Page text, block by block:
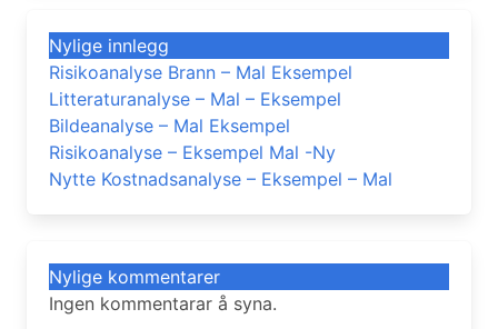
Nylige innlegg
Risikoanalyse Brann – Mal Eksempel
Litteraturanalyse – Mal – Eksempel
Bildeanalyse – Mal Eksempel
Risikoanalyse – Eksempel Mal -Ny
Nytte Kostnadsanalyse – Eksempel – Mal
Nylige kommentarer
Ingen kommentarar å syna.